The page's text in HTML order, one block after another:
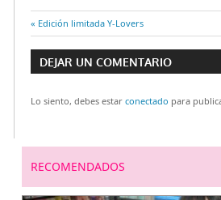
Navegación
de
entradas
Entrada
anterior:
Edición limitada Y-Lovers
DEJAR UN COMENTARIO
Lo siento, debes estar conectado para
RECOMENDADOS